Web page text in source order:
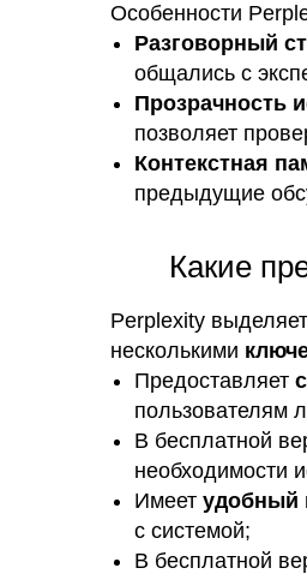
Особенности
Разговорный
общались с
Прозрачность
позволяет
Контекстная
предыдущие
Какие
Perplexity
несколькими
Предоставляет
пользователям
В бесплатной
необходимости
Имеет удобный
с системой;
В бесплатной